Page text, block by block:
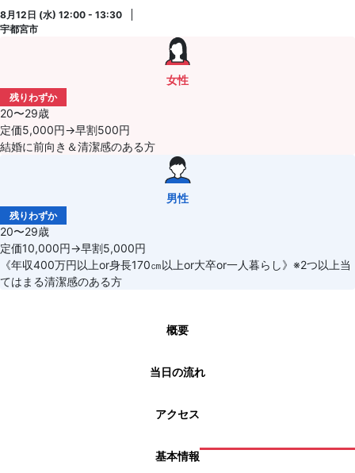
8月12日 (水) 12:00 - 13:30
宇都宮市
女性
残りわずか
20〜29歳
定価5,000円→早割500円
結婚に前向き＆清潔感のある方
男性
残りわずか
20〜29歳
定価10,000円→早割5,000円
《年収400万円以上or身長170㎝以上or大卒or一人暮らし》※2つ以上当
てはまる清潔感のある方
概要
当日の流れ
アクセス
基本情報